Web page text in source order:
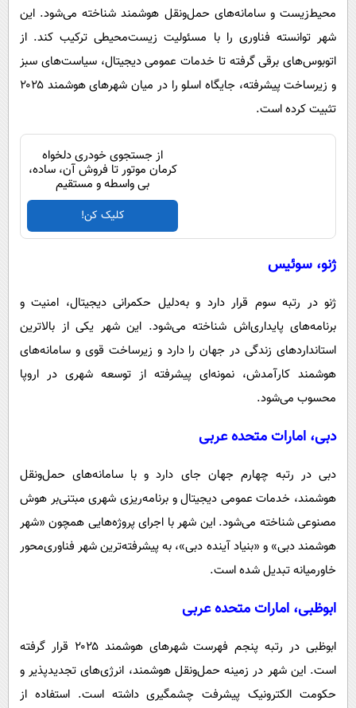
محیط‌زیست و سامانه‌های حمل‌ونقل هوشمند شناخته می‌شود. این
شهر توانسته فناوری را با مسئولیت زیست‌محیطی ترکیب کند. از
اتوبوس‌های برقی گرفته تا خدمات عمومی دیجیتال، سیاست‌های سبز
و زیرساخت پیشرفته، جایگاه اسلو را در میان شهرهای هوشمند ۲۰۲۵
تثبیت کرده است.
از جستجوی خودری دلخواه
کرمان موتور تا فروش آن، ساده،
بی واسطه و مستقیم
کلیک کن!
ژنو، سوئیس
ژنو در رتبه سوم قرار دارد و به‌دلیل حکمرانی دیجیتال، امنیت و
برنامه‌های پایداری‌اش شناخته می‌شود. این شهر یکی از بالاترین
استانداردهای زندگی در جهان را دارد و زیرساخت قوی و سامانه‌های
هوشمند کارآمدش، نمونه‌ای پیشرفته از توسعه شهری در اروپا
محسوب می‌شود.
دبی، امارات متحده عربی
دبی در رتبه چهارم جهان جای دارد و با سامانه‌های حمل‌ونقل
هوشمند، خدمات عمومی دیجیتال و برنامه‌ریزی شهری مبتنی‌بر هوش
مصنوعی شناخته می‌شود. این شهر با اجرای پروژه‌هایی همچون «شهر
هوشمند دبی» و «بنیاد آینده دبی»، به پیشرفته‌ترین شهر فناوری‌محور
خاورمیانه تبدیل شده است.
ابوظبی، امارات متحده عربی
ابوظبی در رتبه پنجم فهرست شهرهای هوشمند ۲۰۲۵ قرار گرفته
است. این شهر در زمینه حمل‌ونقل هوشمند، انرژی‌های تجدیدپذیر و
حکومت الکترونیک پیشرفت چشمگیری داشته است. استفاده از